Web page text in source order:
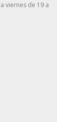
viernes de 19 a